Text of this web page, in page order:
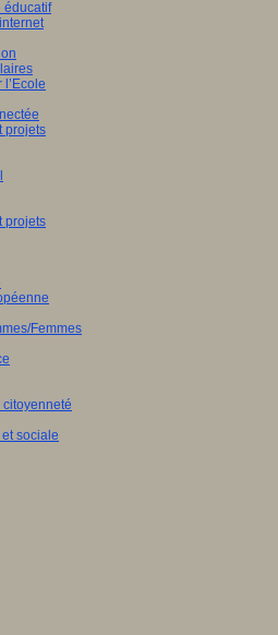
éducatif
l’Ecole
projets
projets
Femmes
citoyenneté
sociale